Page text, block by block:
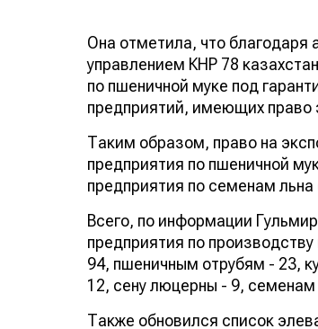
Она отметила, что
управлением КНР 78
по пшеничной муке под
предприятий, имеющих право
Таким образом, право на
предприятия по пшеничной
предприятия по семенам
Всего, по информации
предприятия по
94, пшеничным отрубям - 23,
12, сену люцерны - 9,
Также обновился список